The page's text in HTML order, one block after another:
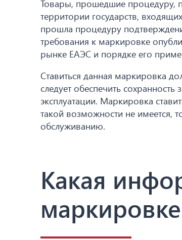
Товары, прошедшие процедуру,
территории государств,
прошла процедуру
требования к маркировке
рынке ЕАЭС и порядке его
Ставиться данная маркировка
следует обеспечить
эксплуатации. Маркировка
такой возможности не имеется,
обслуживанию.
Какая
маркировке